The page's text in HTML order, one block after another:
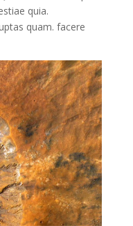
quia.
quam. facere